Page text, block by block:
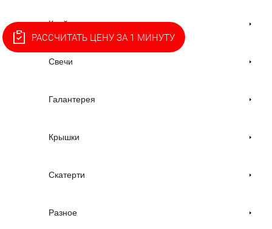
Клей
Свечи
Галантерея
Крышки
Скатерти
Разное
РАССЧИТАТЬ ЦЕНУ ЗА 1 МИНУТУ